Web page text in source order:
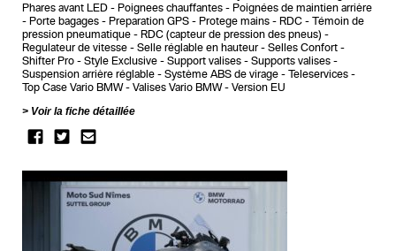
Phares avant LED
Poignees chauffantes
Poignées de maintien arrière
Porte bagages
Preparation GPS Protege mains
RDC - Témoin de
pression pneumatique
RDC (capteur de pression des pneus)
Regulateur de vitesse
Selle réglable en hauteur
Selles Confort
Shifter Pro
Style Exclusive Support valises
Supports valises
Suspension arrière réglable
Système ABS de virage
Teleservices
Top Case Vario BMW
Valises Vario BMW
Version EU
Voir la fiche détaillée